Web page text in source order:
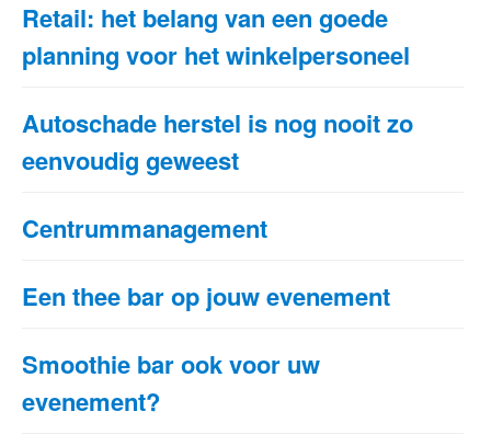
Retail: het belang van een goede
planning voor het winkelpersoneel
Autoschade herstel is nog nooit zo
eenvoudig geweest
Centrummanagement
Een thee bar op jouw evenement
Smoothie bar ook voor uw
evenement?